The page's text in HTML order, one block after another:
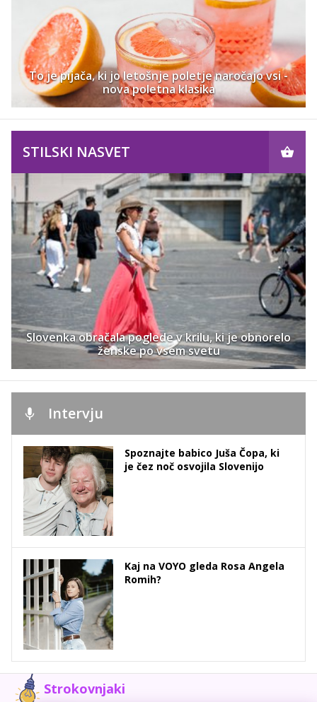
To je pijača, ki jo letošnje poletje naročajo vsi -
nova poletna klasika
STILSKI NASVET
Slovenka obračala poglede v krilu, ki je obnorelo
ženske po vsem svetu
Intervju
Spoznajte babico Juša Čopa, ki
je čez noč osvojila Slovenijo
Kaj na VOYO gleda Rosa Angela
Romih?
Strokovnjaki